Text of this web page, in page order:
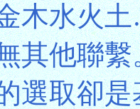
木水火
其他聯
選取卻